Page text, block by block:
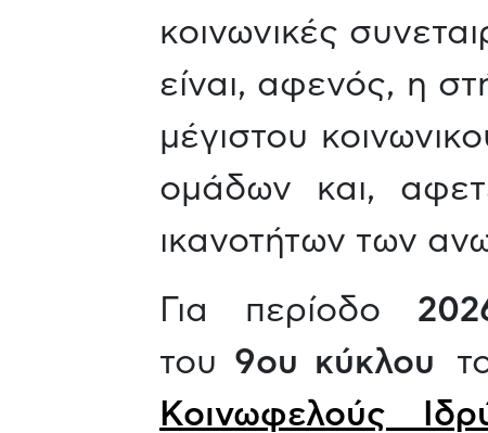
κοινωνικές
είναι, αφενός, η
μέγιστου
ομάδων και,
ικανοτήτων των
Για περίοδο
του 9ου κύκλου
Κοινωφελούς